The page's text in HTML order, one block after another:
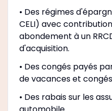
• Des régimes
CELI) avec
abondement à un
d'acquisition.
• Des congés payés
de vacances et
• Des rabais sur les